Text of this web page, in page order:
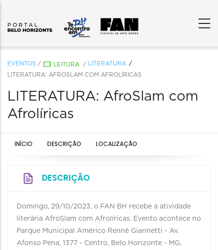
EVENTOS / LEITURA /
LITERATURA
LITERATURA: AFROSLAM COM AFROLÍRICAS
LITERATURA: AfroSlam com
Afrolíricas
INÍCIO DESCRIÇÃO LOCALIZAÇÃO
DESCRIÇÃO
Domingo, 29/10/2023, o FAN BH recebe a atividade
literária AfroSlam com Afrolíricas. Evento acontece no
Parque Municipal Américo Renné Giannetti - Av.
Afonso Pena, 1377 - Centro, Belo Horizonte - MG,